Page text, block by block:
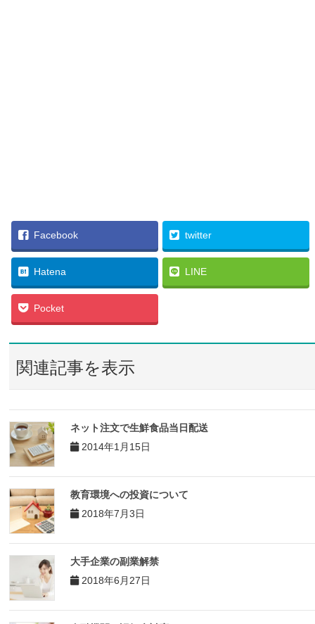
Facebook twitter
Hatena LINE
Pocket
関連記事を表示
ネット注文で生鮮食品当日配送
2014年1月15日
教育環境への投資について
2018年7月3日
大手企業の副業解禁
2018年6月27日